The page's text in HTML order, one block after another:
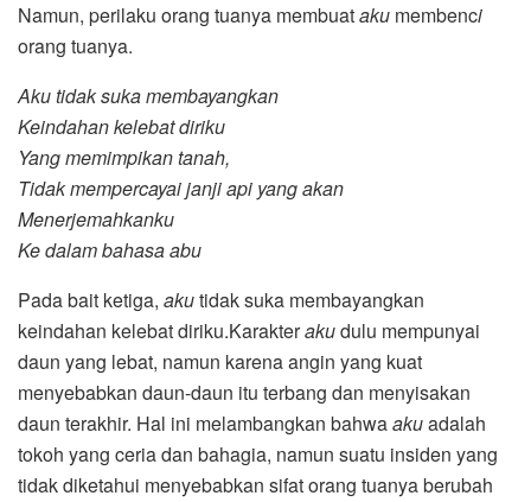
Namun, perilaku orang tuanya membuataku membenci
orang tuanya.
Aku tidak suka membayangkan
Keindahan kelebat diriku
Yang memimpikan tanah,
Tidak mempercayai janji api yang akan
Menerjemahkanku
Ke dalam bahasa abu
Pada bait ketiga, akutidak suka membayangkan
keindahan kelebat diriku.Karakterakudulu mempunyai
daun yang lebat, namun karena angin yang kuat
menyebabkan daun-daun itu terbang dan menyisakan
daun terakhir. Hal ini melambangkan bahwaakuadalah
tokoh yang ceria dan bahagia, namun suatu insiden yang
tidak diketahui menyebabkan sifat orang tuanya berubah